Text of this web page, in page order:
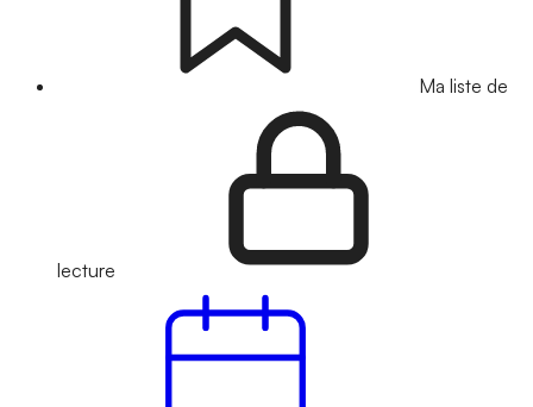
Ma liste de
lecture